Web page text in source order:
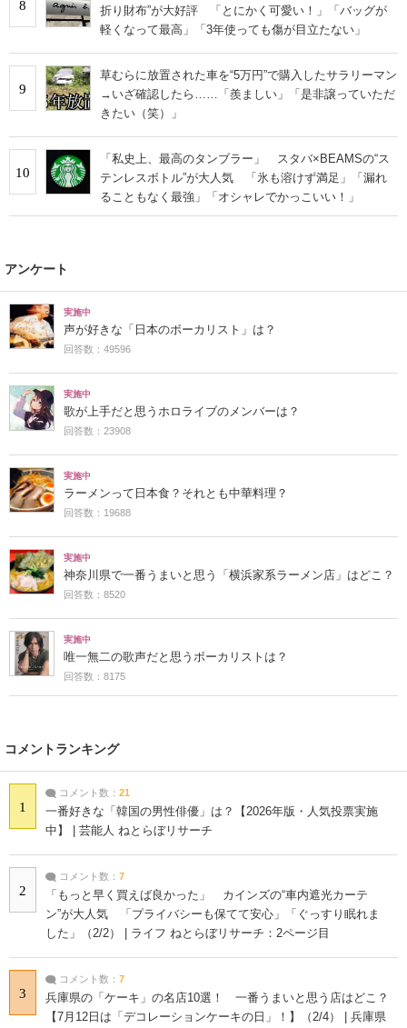
8
折り財布”が大好評 「とにかく可愛い！」「バッグが
軽くなって最高」「3年使っても傷が目立たない」
9
草むらに放置された車を“5万円”で購入したサラリーマン
→いざ確認したら……「羨ましい」「是非譲っていただ
きたい（笑）」
10
「私史上、最高のタンブラー」 スタバ×BEAMSの“ス
テンレスボトル”が大人気 「氷も溶けず満足」「漏れ
ることもなく最強」「オシャレでかっこいい！」
アンケート
実施中
声が好きな「日本のボーカリスト」は？
回答数：49596
実施中
歌が上手だと思うホロライブのメンバーは？
回答数：23908
実施中
ラーメンって日本食？それとも中華料理？
回答数：19688
実施中
神奈川県で一番うまいと思う「横浜家系ラーメン店」はどこ？
回答数：8520
実施中
唯一無二の歌声だと思うボーカリストは？
回答数：8175
コメントランキング
1
コメント数： 21
一番好きな「韓国の男性俳優」は？【2026年版・人気投票実施
中】 | 芸能人 ねとらぼリサーチ
2
コメント数： 7
「もっと早く買えば良かった」 カインズの“車内遮光カーテ
ン”が大人気 「プライバシーも保てて安心」「ぐっすり眠れま
した」（2/2） | ライフ ねとらぼリサーチ：2ページ目
3
コメント数： 7
兵庫県の「ケーキ」の名店10選！ 一番うまいと思う店はどこ？
【7月12日は「デコレーションケーキの日」！】（2/4） | 兵庫県